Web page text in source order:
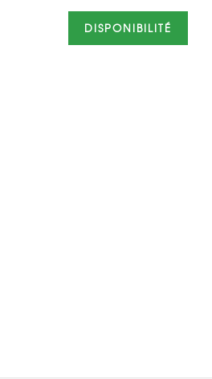
DISPONIBILITÉ